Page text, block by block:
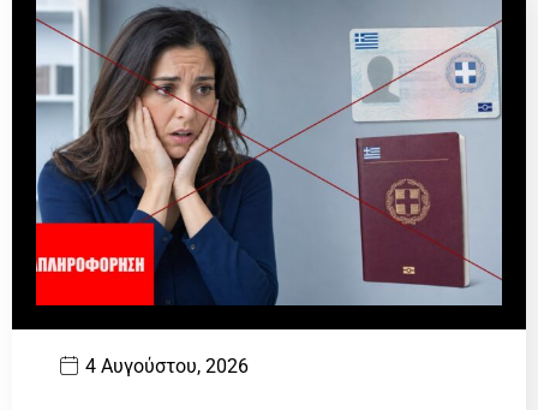
4 Αυγούστου, 2026